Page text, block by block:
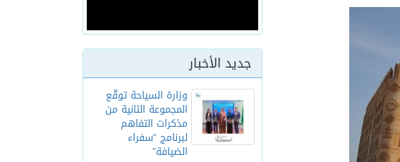
جديد الأخبار
وزارة السياحة توقّع
المجموعة الثانية من
مذكرات التفاهم
لبرنامج “سفراء
الضيافة”